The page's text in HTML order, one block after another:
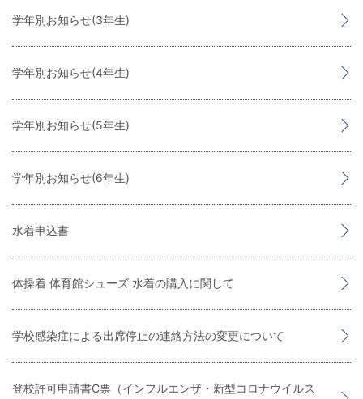
学年別お知らせ(3年生)
学年別お知らせ(4年生)
学年別お知らせ(5年生)
学年別お知らせ(6年生)
水着申込書
体操着 体育館シューズ 水着の購入に関して
学校感染症による出席停止の連絡方法の変更について
登校許可申請書C票（インフルエンザ・新型コロナウイルス